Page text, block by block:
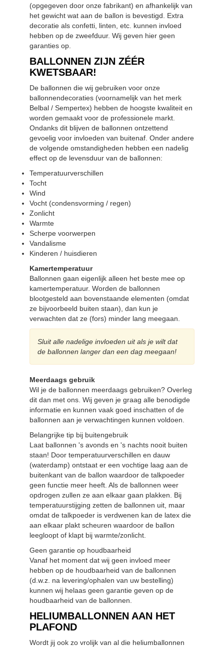
(opgegeven door onze fabrikant) en afhankelijk van
het gewicht wat aan de ballon is bevestigd. Extra
decoratie als confetti, linten, etc. kunnen invloed
hebben op de zweefduur. Wij geven hier geen
garanties op.
BALLONNEN ZIJN ZÉÉR
KWETSBAAR!
De ballonnen die wij gebruiken voor onze
ballonnendecoraties (voornamelijk van het merk
Belbal / Sempertex) hebben de hoogste kwaliteit en
worden gemaakt voor de professionele markt.
Ondanks dit blijven de ballonnen ontzettend
gevoelig voor invloeden van buitenaf. Onder andere
de volgende omstandigheden hebben een nadelig
effect op de levensduur van de ballonnen:
Temperatuurverschillen
Tocht
Wind
Vocht (condensvorming / regen)
Zonlicht
Warmte
Scherpe voorwerpen
Vandalisme
Kinderen / huisdieren
Kamertemperatuur
Ballonnen gaan eigenlijk alleen het beste mee op
kamertemperatuur. Worden de ballonnen
blootgesteld aan bovenstaande elementen (omdat
ze bijvoorbeeld buiten staan), dan kun je
verwachten dat ze (fors) minder lang meegaan.
Sluit alle nadelige invloeden uit als je wilt dat
de ballonnen langer dan een dag meegaan!
Meerdaags gebruik
Wil je de ballonnen meerdaags gebruiken? Overleg
dit dan met ons. Wij geven je graag alle benodigde
informatie en kunnen vaak goed inschatten of de
ballonnen aan je verwachtingen kunnen voldoen.
Belangrijke tip bij buitengebruik
Laat ballonnen 's avonds en 's nachts nooit buiten
staan! Door temperatuurverschillen en dauw
(waterdamp) ontstaat er een vochtige laag aan de
buitenkant van de ballon waardoor de talkpoeder
geen functie meer heeft. Als de ballonnen weer
opdrogen zullen ze aan elkaar gaan plakken. Bij
temperatuurstijging zetten de ballonnen uit, maar
omdat de talkpoeder is verdwenen kan de latex die
aan elkaar plakt scheuren waardoor de ballon
leegloopt of klapt bij warmte/zonlicht.
Geen garantie op houdbaarheid
Vanaf het moment dat wij geen invloed meer
hebben op de houdbaarheid van de ballonnen
(d.w.z. na levering/ophalen van uw bestelling)
kunnen wij helaas geen garantie geven op de
houdbaarheid van de ballonnen.
HELIUMBALLONNEN AAN HET
PLAFOND
Wordt jij ook zo vrolijk van al die heliumballonnen